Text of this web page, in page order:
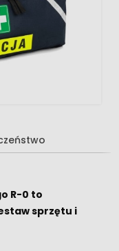
R-0 to
sprzętu i